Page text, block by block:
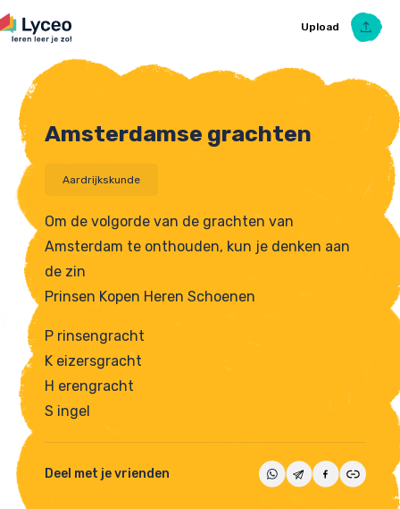
Upload
Upload Ezelsbruggetje
Amsterdamse grachten
Aardrijkskunde
Om de volgorde van de grachten van
Amsterdam te onthouden, kun je denken aan
de zin
Prinsen Kopen Heren Schoenen
P rinsengracht
K eizersgracht
H erengracht
S ingel
Deel met je vrienden